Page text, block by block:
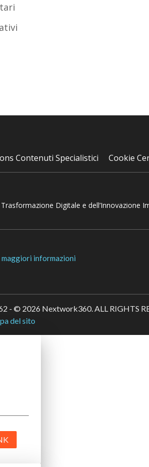
Contenuti Specialistici Cookie
Digitale e dell’Innovazione
informazioni
© 2026 Nextwork360. ALL RIGHTS
del sito